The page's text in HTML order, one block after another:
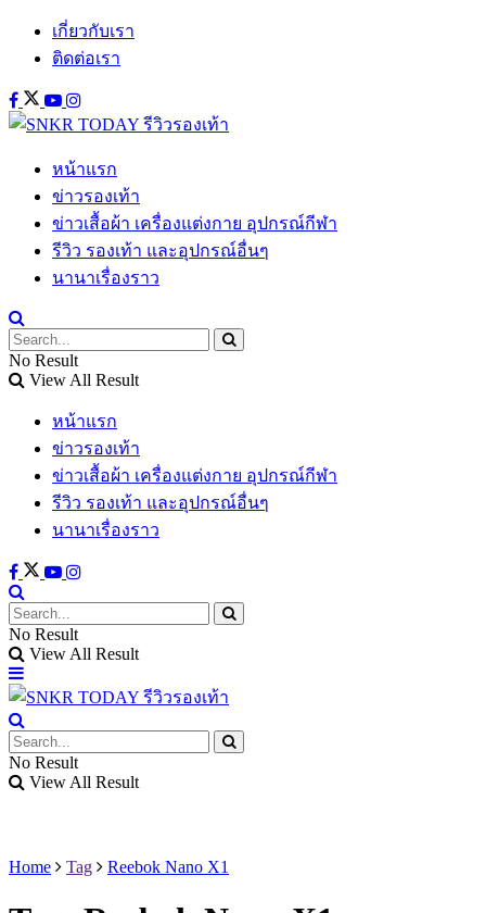
เกี่ยวกับเรา
ติดต่อเรา
หน้าแรก
ข่าวรองเท้า
ข่าวเสื้อผ้า เครื่องแต่งกาย อุปกรณ์กีฬา
รีวิว รองเท้า และอุปกรณ์อื่นๆ
นานาเรื่องราว
No Result
View All Result
หน้าแรก
ข่าวรองเท้า
ข่าวเสื้อผ้า เครื่องแต่งกาย อุปกรณ์กีฬา
รีวิว รองเท้า และอุปกรณ์อื่นๆ
นานาเรื่องราว
No Result
View All Result
No Result
View All Result
Home Tag Reebok Nano X1